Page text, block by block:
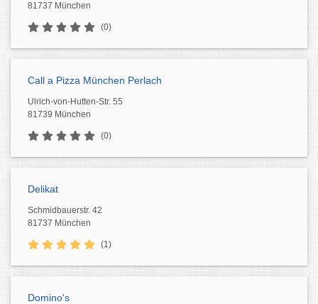
81737 München
(0)
Call a Pizza München Perlach
Ulrich-von-Hutten-Str. 55
81739 München
(0)
Delikat
Schmidbauerstr. 42
81737 München
(1)
Domino's